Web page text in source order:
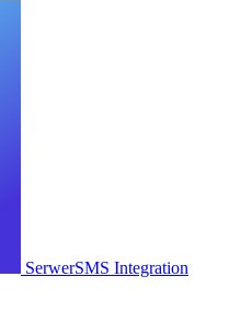
SerwerSMS Integration